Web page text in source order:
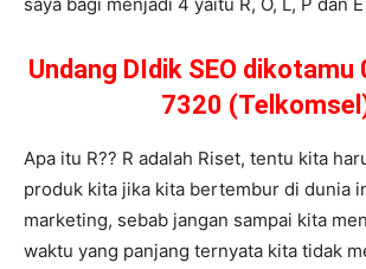
Undang DIdik SEO
7320
Apa itu R?? R adalah Riset, tentu kita
produk kita jika kita bertembur di dunia
marketing, sebab jangan sampai kita
waktu yang panjang ternyata kita tidak